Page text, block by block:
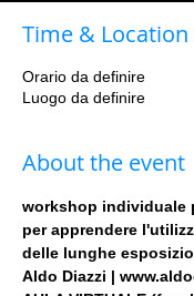
Time & Location
Orario da definire
Luogo da definire
About the event
workshop individuale
per apprendere
delle lunghe
Aldo Diazzi |